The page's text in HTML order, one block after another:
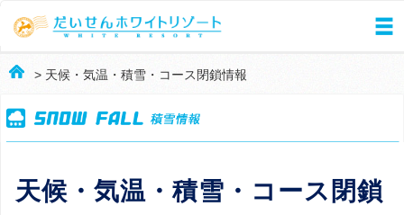
> 天候・気温・積雪・コース閉鎖情報
天候・気温・積雪・コース閉鎖